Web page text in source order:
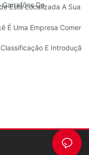
De Água Com
Está Localizada A Sua
A Quente E A Frio
É Uma Empresa
Por Sopro De PET
E Introdução